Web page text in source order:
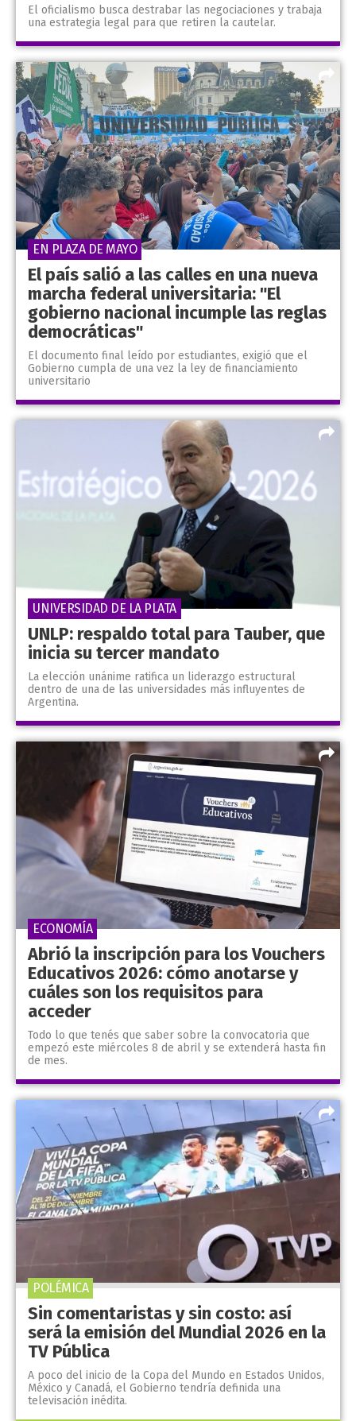
El oficialismo busca destrabar las negociaciones y trabaja
una estrategia legal para que retiren la cautelar.
El país salió a las calles en una nueva
marcha federal universitaria: "El
gobierno nacional incumple las reglas
democráticas"
El documento final leído por estudiantes, exigió que el
Gobierno cumpla de una vez la ley de financiamiento
universitario
EN PLAZA DE MAYO
UNLP: respaldo total para Tauber, que
inicia su tercer mandato
La elección unánime ratifica un liderazgo estructural
dentro de una de las universidades más influyentes de
Argentina.
UNIVERSIDAD DE LA PLATA
Abrió la inscripción para los Vouchers
Educativos 2026: cómo anotarse y
cuáles son los requisitos para
acceder
Todo lo que tenés que saber sobre la convocatoria que
empezó este miércoles 8 de abril y se extenderá hasta fin
de mes.
ECONOMÍA
Sin comentaristas y sin costo: así
será la emisión del Mundial 2026 en la
TV Pública
A poco del inicio de la Copa del Mundo en Estados Unidos,
México y Canadá, el Gobierno tendría definida una
televisación inédita.
POLÉMICA